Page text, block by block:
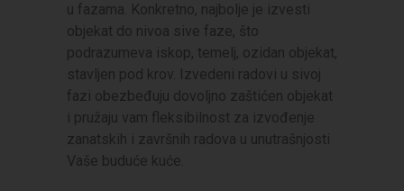
u fazama. Konkretno, najbolje je izvesti
objekat do nivoa sive faze, što
podrazumeva iskop, temelj, ozidan objekat,
stavljen pod krov. Izvedeni radovi u sivoj
fazi obezbeđuju dovoljno zaštićen objekat
i pružaju vam fleksibilnost za izvođenje
zanatskih i završnih radova u unutrašnjosti
Vaše buduće kuće.